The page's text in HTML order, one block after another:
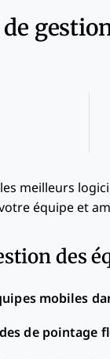
meilleurs
équipe et
des
mobiles
de pointage